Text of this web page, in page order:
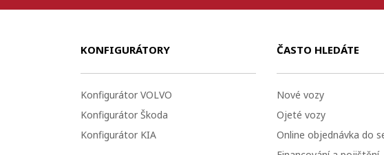
KONFIGURÁTORY
Konfigurátor VOLVO
Konfigurátor Škoda
Konfigurátor KIA
ČASTO HLEDÁTE
Nové vozy
Ojeté vozy
Online objednávka do